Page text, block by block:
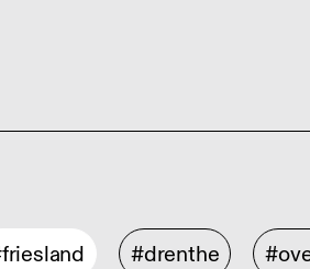
#drenthe